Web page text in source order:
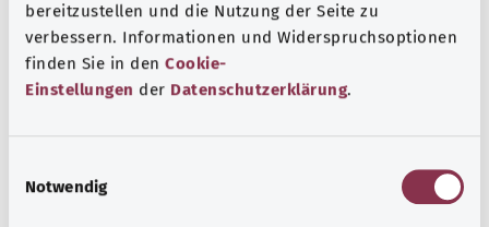
bereitzustellen und die Nutzung der Seite zu
verbessern. Informationen und Widerspruchsoptionen
finden Sie in den Cookie-
Einstellungen der Datenschutzerklärung.
Notwendig
Selbsthilfe